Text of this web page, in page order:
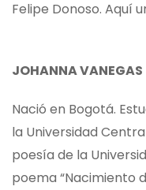
Felipe Donoso. Aquí
JOHANNA VANEGAS
Nació en Bogotá.
la Universidad
poesía de la
poema “Nacimiento